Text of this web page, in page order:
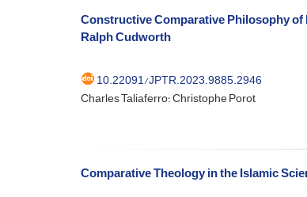
Constructive Comparative Philosophy
Ralph Cudworth
10.22091/JPTR.2023.9885.2946
Charles Taliaferro؛ Christophe Porot
Comparative Theology in the Islamic